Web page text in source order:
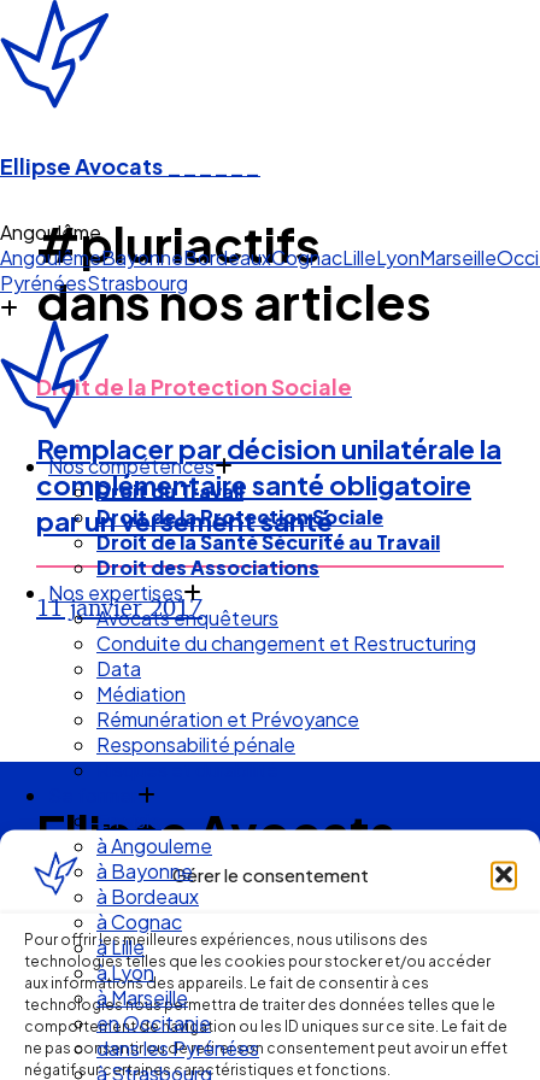
Gérer le consentement
Pour offrir les meilleures expériences, nous utilisons des
technologies telles que les cookies pour stocker et/ou accéder
aux informations des appareils. Le fait de consentir à ces
technologies nous permettra de traiter des données telles que le
comportement de navigation ou les ID uniques sur ce site. Le fait de
ne pas consentir ou de retirer son consentement peut avoir un effet
négatif sur certaines caractéristiques et fonctions.
Ellipse Avocats
Angoulême
AngoulêmeBayonneBordeauxCognacLilleLyonMarseille
PyrénéesStrasbourg
Nos compétences
Droit du Travail
Droit de la Protection Sociale
Droit de la Santé Sécurité au Travail
Droit des Associations
Nos expertises
Avocats enquêteurs
Conduite du changement et Restructuring
Data
Médiation
Rémunération et Prévoyance
Responsabilité pénale
Risques et durabilité
En visio
à Angouleme
à Bayonne
à Bordeaux
à Cognac
à Lille
à Lyon
à Marseille
en Occitanie
dans les Pyrénées
à Strasbourg
#pluriactifs
dans nos articles
Droit de la Protection Sociale
Remplacer par décision unilatérale la
complémentaire santé obligatoire
par un versement santé
11 janvier 2017
Ellipse Avocats
Réseau
de cabinets
d’avocats